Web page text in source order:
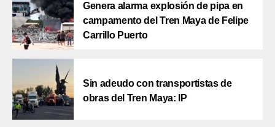
Genera alarma explosión de pipa en
campamento del Tren Maya de Felipe
Carrillo Puerto
Sin adeudo con transportistas de
obras del Tren Maya: IP